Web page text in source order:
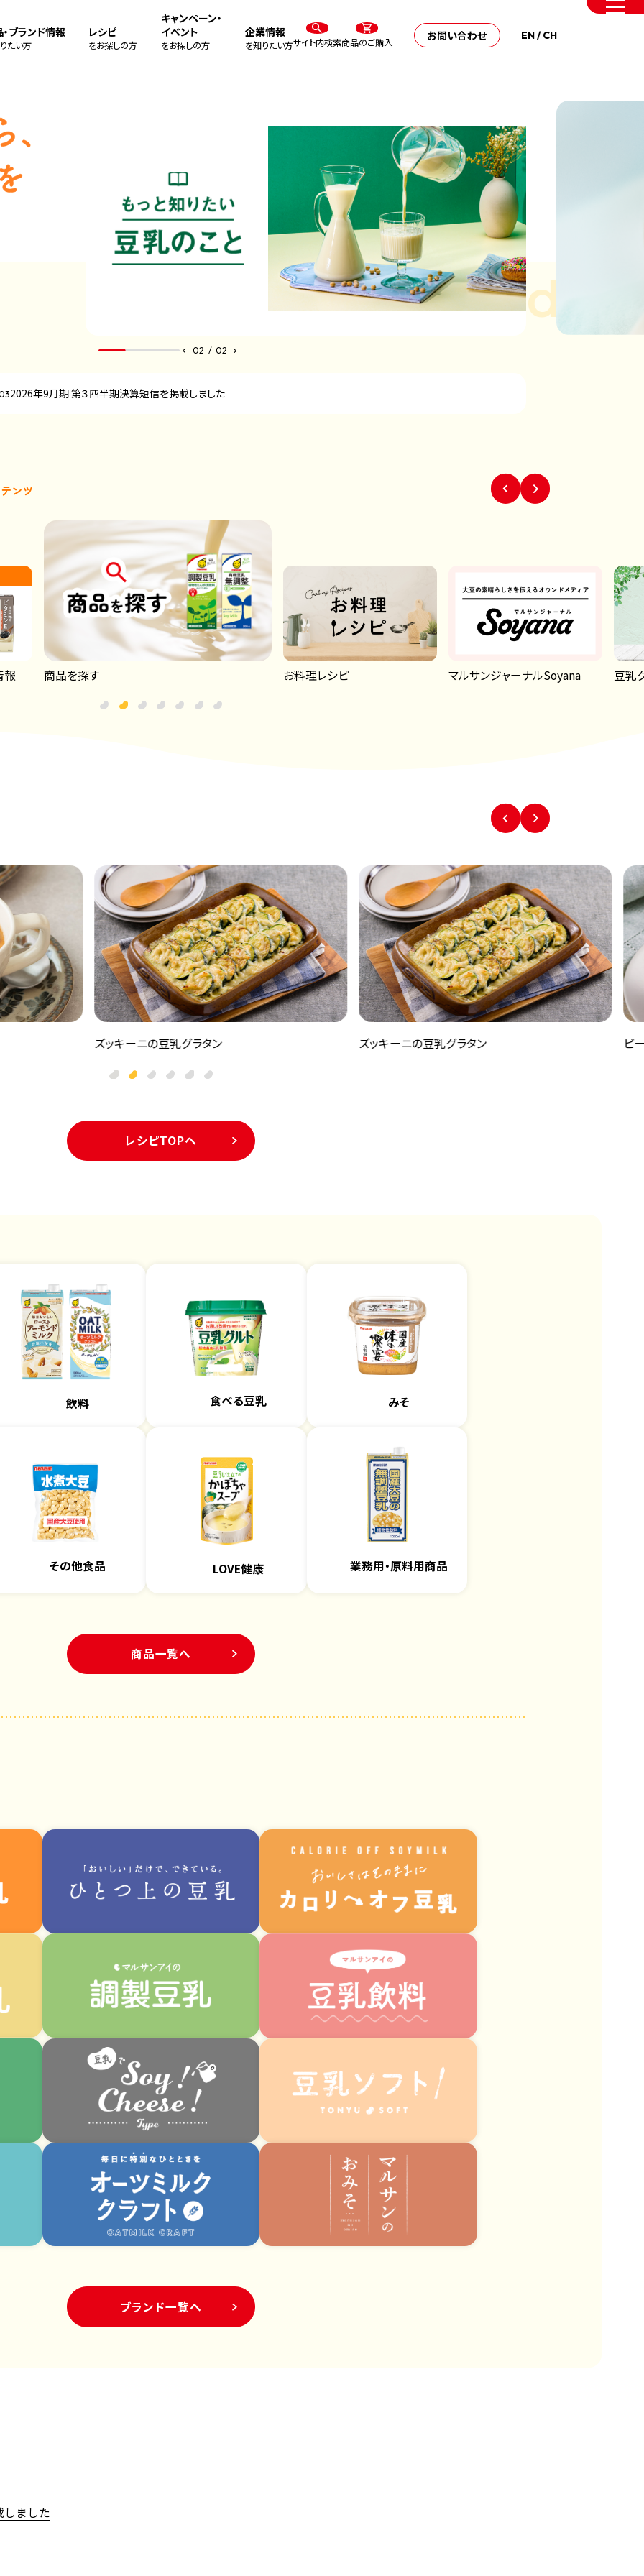
ブランド情報
たい方
レシピ
をお探しの方
キャンペーン・
イベント
をお探しの方
企業情報
を知りたい方サイト内検索商品のご購入
お問い合わせ EN/CH
Soybean Almond
2 / 2
2026年9月期 第３四半期決算短信を掲載しました
テンツ
報 商品を探す お料理レシピ マルサンジャーナルSoyana 豆乳
ズッキーニの豆乳グラタン ズッキーニの豆乳グラタン ビーツと豆乳
レシピTOPヘ
飲料 食べる豆乳 みそ
その他食品 LOVE健康 業務用・原料用商品
商品一覧へ
ブランド一覧へ
ました